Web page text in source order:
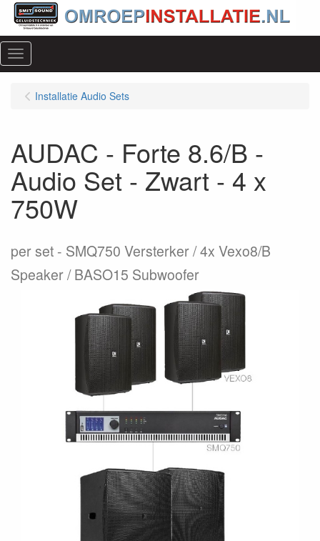
Menu
Installatie Audio Sets
AUDAC - Forte 8.6/B -
Audio Set - Zwart - 4 x
750W
per set
SMQ750 Versterker / 4x Vexo8/B
Speaker / BASO15 Subwoofer